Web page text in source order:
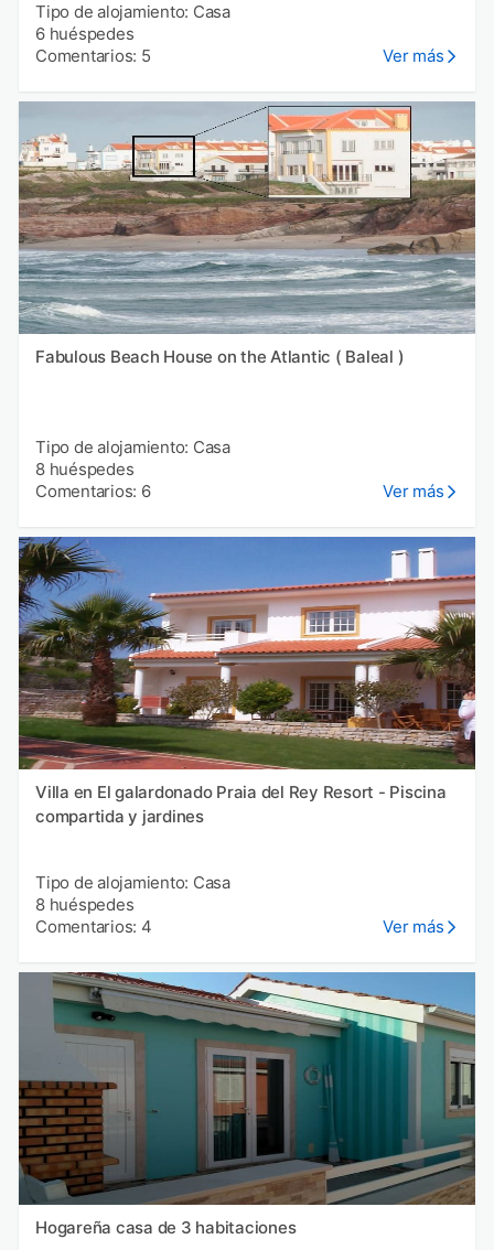
Tipo de alojamiento: Casa
6 huéspedes
Comentarios: 5
Ver más
Fabulous Beach House on the Atlantic ( Baleal )
Tipo de alojamiento: Casa
8 huéspedes
Comentarios: 6
Ver más
Villa en El galardonado Praia del Rey Resort - Piscina
compartida y jardines
Tipo de alojamiento: Casa
8 huéspedes
Comentarios: 4
Ver más
Hogareña casa de 3 habitaciones